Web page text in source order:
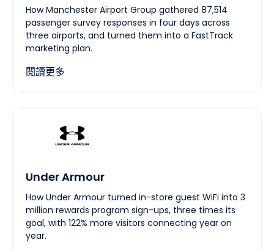
How Manchester Airport Group gathered 87,514
passenger survey responses in four days across
three airports, and turned them into a FastTrack
marketing plan.
閱讀更多
Under Armour
How Under Armour turned in-store guest WiFi into 3
million rewards program sign-ups, three times its
goal, with 122% more visitors connecting year on
year.